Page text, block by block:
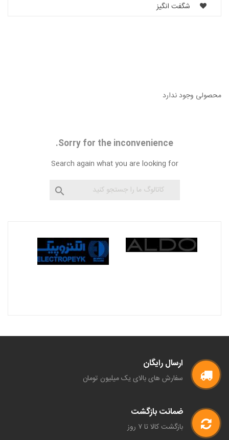
شگفت انگیز
محصولی وجود ندارد
Sorry for the inconvenience.
Search again what you are looking for

ارسال رایگان
سفارش های بالای یک میلیون تومان
ضمانت بازگشت
بازگشت کالا تا ۷ روز